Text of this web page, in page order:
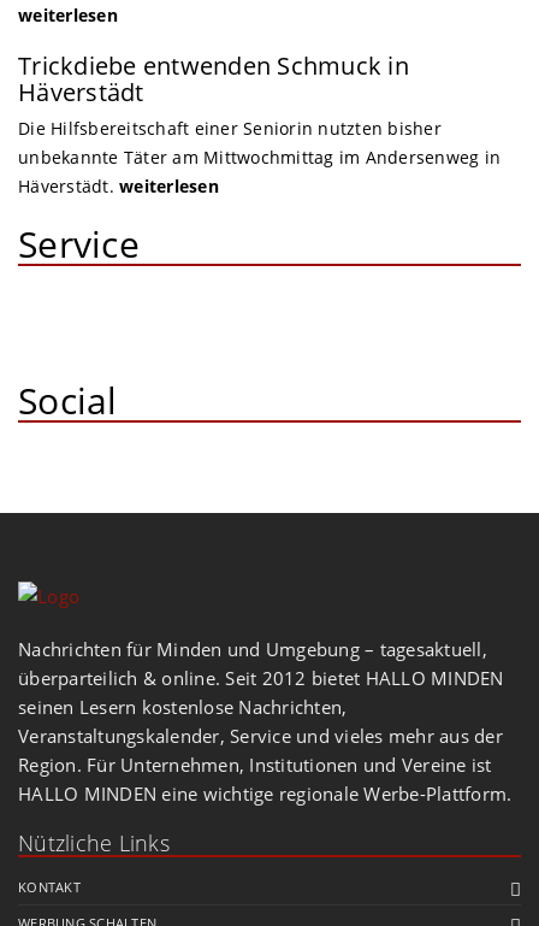
weiterlesen
Trickdiebe entwenden Schmuck in
Häverstädt
Die Hilfsbereitschaft einer Seniorin nutzten bisher
unbekannte Täter am Mittwochmittag im Andersenweg in
Häverstädt. weiterlesen
Service
Social
Nachrichten für Minden und Umgebung – tagesaktuell,
überparteilich & online. Seit 2012 bietet HALLO MINDEN
seinen Lesern kostenlose Nachrichten,
Veranstaltungskalender, Service und vieles mehr aus der
Region. Für Unternehmen, Institutionen und Vereine ist
HALLO MINDEN eine wichtige regionale Werbe-Plattform.
Nützliche Links
KONTAKT